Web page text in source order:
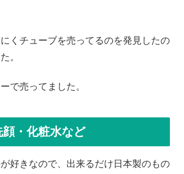
くチューブを売ってるのを発見したの
。
で売ってました。
・化粧水など
好きなので、出来るだけ日本製のもの